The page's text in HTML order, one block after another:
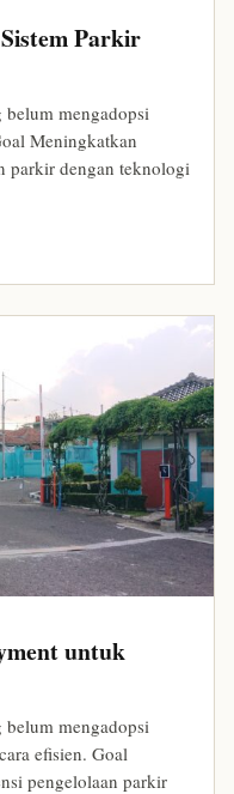
Parkir
mengadopsi
Meningkatkan
parkir dengan teknologi
untuk
mengadopsi
efisien. Goal
pengelolaan parkir